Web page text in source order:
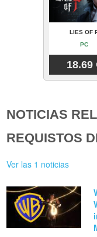
LIES OF
PC
18.69
NOTICIAS
REQUISTOS
Ver las 1 noticias